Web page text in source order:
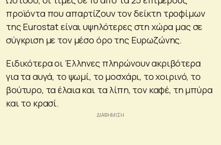
προϊόντα που απαρτίζουν τον δείκτη τροφίμων
της Eurostat είναι υψηλότερες στη χώρα μας σε
σύγκριση με τον μέσο όρο της Ευρωζώνης.
Ειδικότερα οι Έλληνες πληρώνουν ακριβότερα
για τα αυγά, το ψωμί, το μοσχάρι, το χοιρινό, το
βούτυρο, τα έλαια και τα λίπη, τον καφέ, τη μπύρα
και το κρασί.